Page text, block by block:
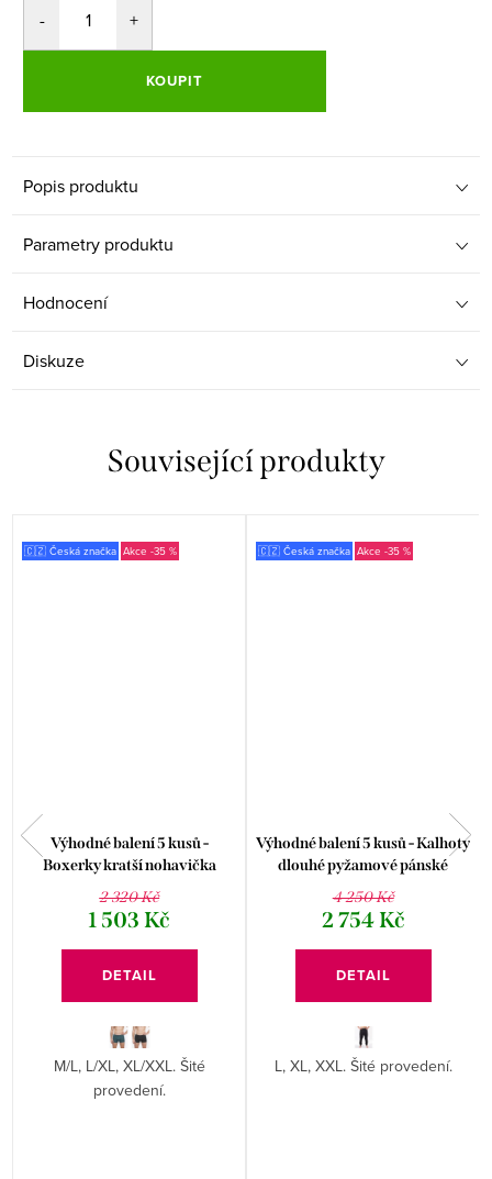
KOUPIT
Popis produktu
Parametry produktu
Hodnocení
Diskuze
Související produkty
🇨🇿 Česká značka -35 %
Výhodné balení 5 kusů -
Boxerky kratší nohavička
73136P
2 320 Kč
1 503 Kč
DETAIL
M/L, L/XL, XL/XXL. Šité
provedení.
🇨🇿 Česká značka -35 %
Výhodné balení 5 kusů - Kalhoty
dlouhé pyžamové pánské
79201P
4 250 Kč
2 754 Kč
DETAIL
L, XL, XXL. Šité provedení.